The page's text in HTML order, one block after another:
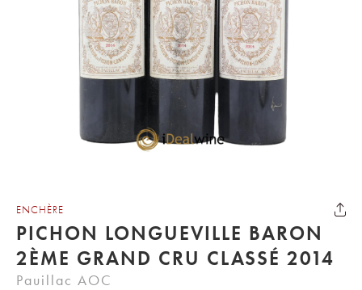
ENCHÈRE
PICHON LONGUEVILLE BARON
2ÈME GRAND CRU CLASSÉ 2014
Pauillac AOC